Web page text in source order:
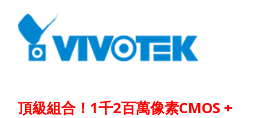
頂級組合！ 1千2百萬像素CMOS +